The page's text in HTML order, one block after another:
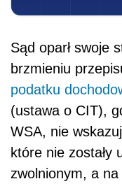
Sąd oparł swoje
brzmieniu
podatku
(ustawa o CIT),
WSA, nie
które nie zostały
zwolnionym, a